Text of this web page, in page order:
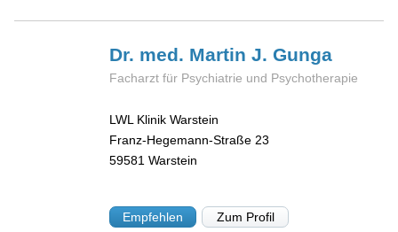
Dr. med. Martin J.Gunga
Facharzt für Psychiatrie und Psychotherapie
LWL Klinik Warstein
Franz-Hegemann-Straße 23
59581 Warstein
Empfehlen Zum Profil